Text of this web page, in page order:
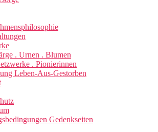
. Urnen . Blumen
. Pionierinnen
Leben-Aus-Gestorben
Gedenkseiten